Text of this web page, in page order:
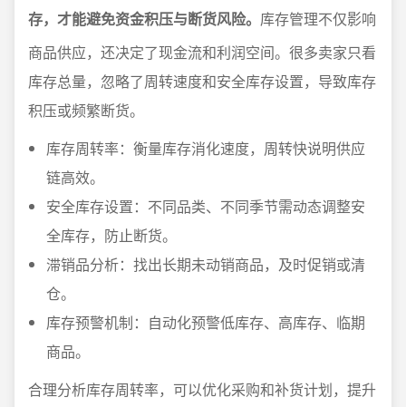
存，才能避免资金积压与断货风险。 库存管理不仅影响
商品供应，还决定了现金流和利润空间。很多卖家只看
库存总量，忽略了周转速度和安全库存设置，导致库存
积压或频繁断货。
库存周转率：衡量库存消化速度，周转快说明供应
链高效。
安全库存设置：不同品类、不同季节需动态调整安
全库存，防止断货。
滞销品分析：找出长期未动销商品，及时促销或清
仓。
库存预警机制：自动化预警低库存、高库存、临期
商品。
合理分析库存周转率，可以优化采购和补货计划，提升